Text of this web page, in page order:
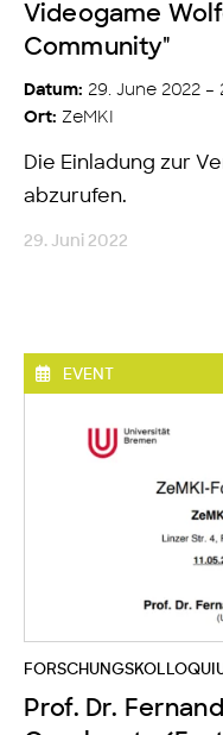
Videogame
Community"
Datum: 29. June 2022 –
Ort: ZeMKI
Die Einladung zur
abzurufen.
29. Juni 2022
EVENT
Prof. Dr.